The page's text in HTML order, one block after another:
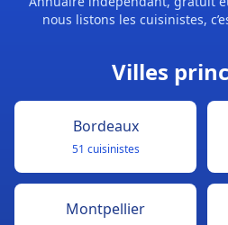
nous listons les cuisinistes,
Villes
Bordeaux
51 cuisinistes
Montpellier